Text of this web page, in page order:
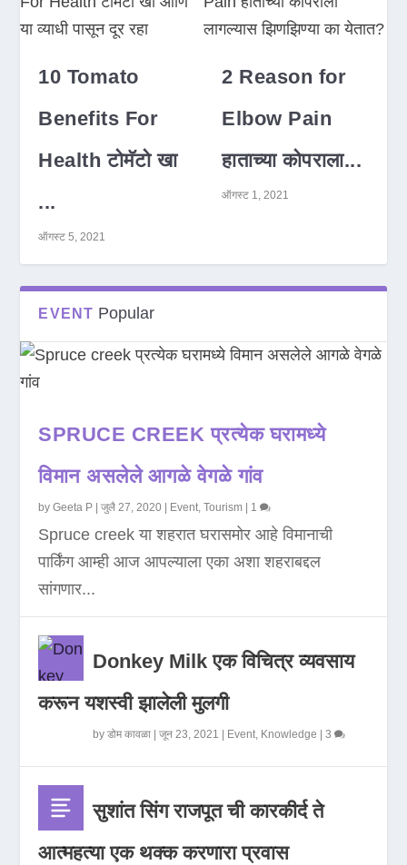
10 Tomato
Benefits For
Health टोमॅटो खा
...
ऑगस्ट 5, 2021
2 Reason for
Elbow Pain
हाताच्या कोपराला...
ऑगस्ट 1, 2021
EVENT Popular
SPRUCE CREEK प्रत्येक घरामध्ये
विमान असलेले आगळे वेगळे गांव
byGeeta P |जुलै 27, 2020 Event,Tourism 1
Spruce creek या शहरात घरासमोर आहे विमानाची
पार्किंग आम्ही आज आपल्याला एका अशा शहराबद्दल
सांगणार...
Donkey Milk एक विचित्र व्यवसाय
करून यशस्वी झालेली मुलगी
byडोम कावळा |जून 23, 2021 Event, Knowledge |3
सुशांत सिंग राजपूत ची कारकीर्द ते
आत्महत्या एक थक्क करणारा प्रवास